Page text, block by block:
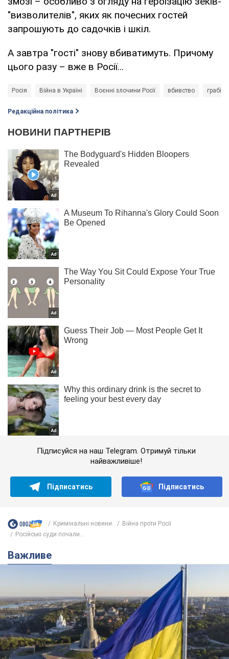
"визволителів", яких як почесних гостей
запрошують до садочків і шкіл.
А завтра "гості" знову вбиватимуть. Причому
цього разу – вже в Росії...
Росія Війна в Україні Воєнні злочини Росії вбивство грабіж
Редакційна політика
Підписуйся на наш Telegram. Отримуй тільки
найважливіше!
Підписатись Підписатись
Кримінальні новини
Війна проти Росії
Російські суди почали...
Важливе